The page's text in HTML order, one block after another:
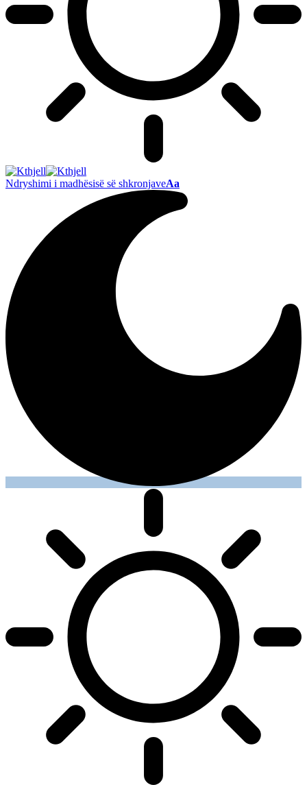
Ndryshimi i madhësisë së shkronjaveAa